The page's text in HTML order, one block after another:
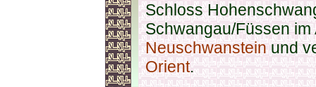
Schloss
Schwangau/Füssen
Neuschwansteinund
Orient.